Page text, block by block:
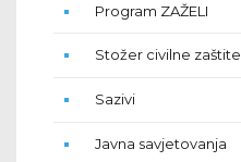
Program ZAŽELI
Stožer civilne zaštite
Sazivi
Javna savjetovanja